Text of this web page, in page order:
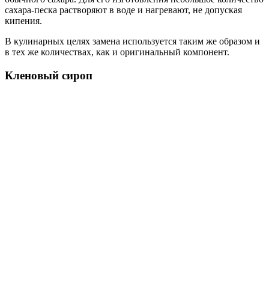
сахара-песка растворяют в воде и нагревают, не допуская
кипения.
В кулинарных целях замена используется таким же образом и
в тех же количествах, как и оригинальный компонент.
Кленовый сироп